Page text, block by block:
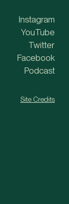
Instagram
YouTube
Twitter
Facebook
Podcast
Site Credits